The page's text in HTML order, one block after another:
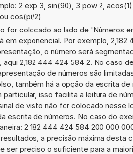
2 exp 3, sin(90), 3 pow 2,
cos(pi/2)
for colocado ao lado de 'Números
em exponencial. Por exemplo, 2,182
o número será
2,182 444 424 584 2. No caso
de números são
também há a opção da escrita de
particular, isso facilita a leitura de
de visto não for colocado nesse
escrita de números. No caso do
2 182 444 424 584 200 000
a precisão máxima desta
ser preciso o suficiente para a